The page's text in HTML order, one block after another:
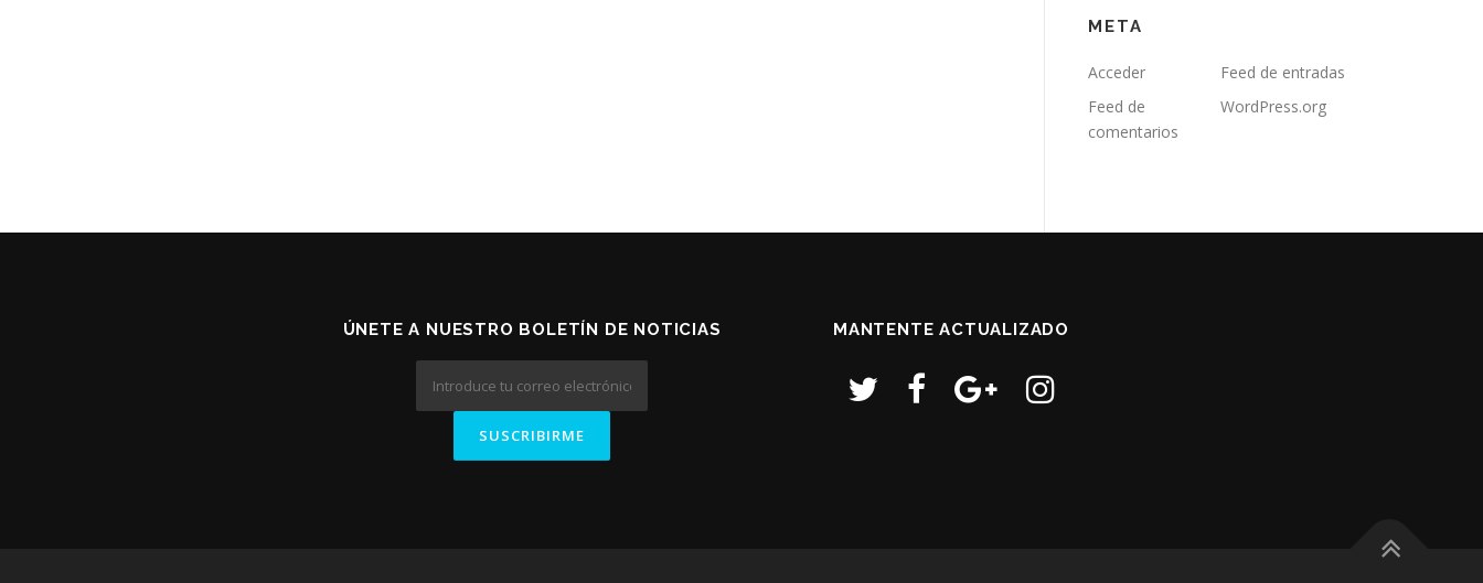
META
Acceder
Feed de entradas
Feed de
comentarios
WordPress.org
ÚNETE A NUESTRO BOLETÍN DE NOTICIAS MANTENTE ACTUALIZADO